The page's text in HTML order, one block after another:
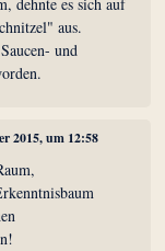
aus.
und
2015, um 12:58